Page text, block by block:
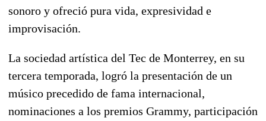
sonoro y ofreció pura vida, expresividad e
improvisación.
La sociedad artística del Tec de Monterrey, en su
tercera temporada, logró la presentación de un
músico precedido de fama internacional,
nominaciones a los premios Grammy, participación